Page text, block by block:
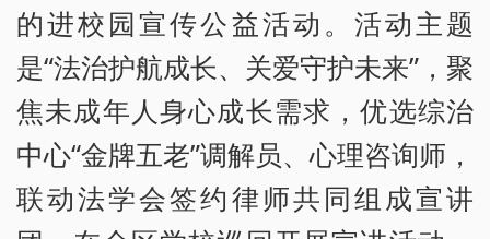
的进校园宣传公益活动。活动主题
是“法治护航成长、关爱守护未来”，聚
焦未成年人身心成长需求，优选综治
中心“金牌五老”调解员、心理咨询师，
联动法学会签约律师共同组成宣讲